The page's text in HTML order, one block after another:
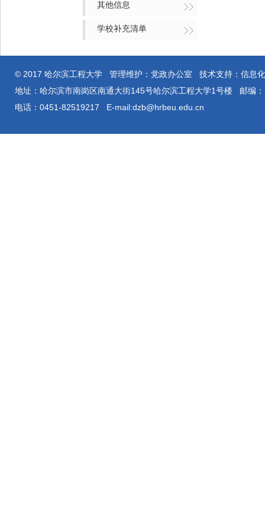
其他信息
学校补充清单
© 2017 哈尔滨工程大学 管理维护：党政办公室 技术支持：信息
地址：哈尔滨市南岗区南通大街145号哈尔滨工程大学1号楼 邮编
电话：0451-82519217 E-mail:dzb@hrbeu.edu.cn